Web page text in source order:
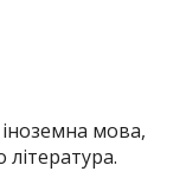
мова,